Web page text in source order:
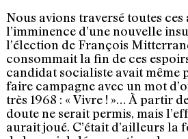
Nous avions traversé toutes ces
l’imminence d’une nouvelle
l’élection de François
consommait la fin de ces
candidat socialiste avait même
faire campagne avec un mot
très 1968 : « Vivre ! »… À partir
doute ne serait permis, mais
aurait joué. C’était d’ailleurs